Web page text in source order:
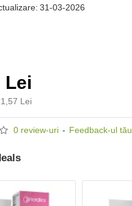
0 review-uri - Feedback-ul tău
Lei
Lei
31-03-2026